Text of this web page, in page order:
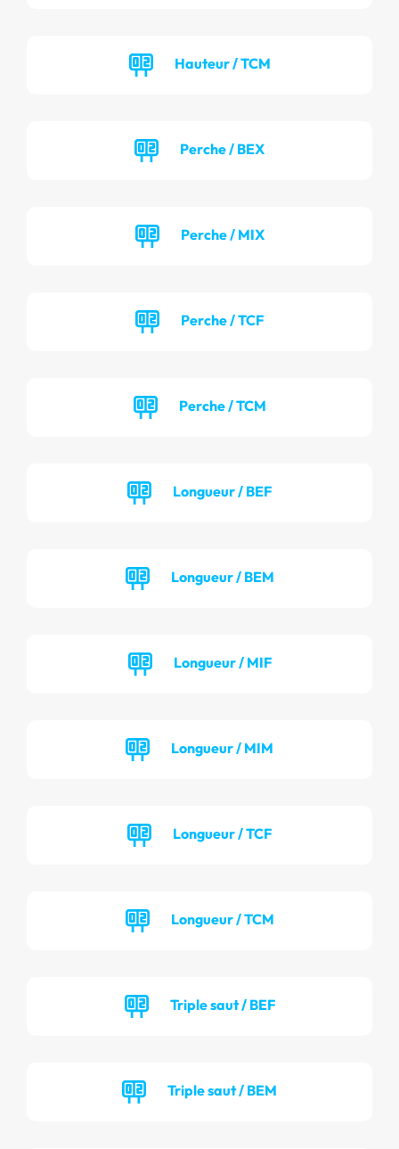
Hauteur / TCM
Perche / BEX
Perche / MIX
Perche / TCF
Perche / TCM
Longueur / BEF
Longueur / BEM
Longueur / MIF
Longueur / MIM
Longueur / TCF
Longueur / TCM
Triple saut / BEF
Triple saut / BEM